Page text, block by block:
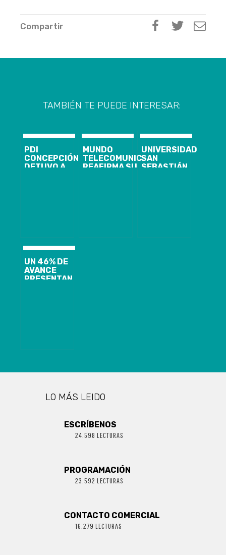
Compartir
TAMBIÉN TE PUEDE INTERESAR:
PDI
CONCEPCIÓN
DETUVO A
MUNDO
TELECOMUNICACIONES
REAFIRMA SU
UNIVERSIDAD
SAN
SEBASTIÁN
UN 46% DE
AVANCE
PRESENTAN
LO MÁS LEIDO
ESCRÍBENOS
24.598 LECTURAS
PROGRAMACIÓN
23.592 LECTURAS
CONTACTO COMERCIAL
16.279 LECTURAS